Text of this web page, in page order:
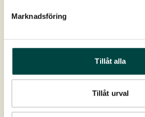
Marknadsföring
Tillåt alla
Tillåt urval
Montage- og plejevejledning